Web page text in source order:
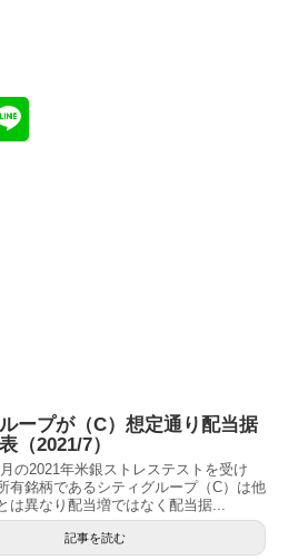
ープが（C）想定通り配当据
（2021/7）
の2021年米銀ストレステストを受け
有銘柄であるシティグループ（C）は他
は異なり配当増ではなく配当据...
記事を読む